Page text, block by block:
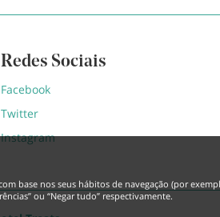
base nos seus hábitos de navegação (por
ou “Negar tudo” respectivamente.
Redes Sociais
Facebook
Twitter
Instagram